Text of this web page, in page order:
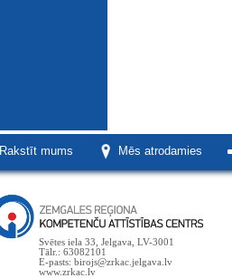
Rakstīt mums Mēs atrodamies
Svētes iela 33, Jelgava, LV-3001
Tālr.: 63082101
E-pasts: birojs@zrkac.jelgava.lv
www.zrkac.lv